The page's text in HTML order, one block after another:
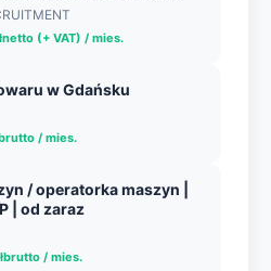
(+ VAT) / mies.
w Gdańsku
/ mies.
/ operatorka maszyn |
| od zaraz
/ mies.